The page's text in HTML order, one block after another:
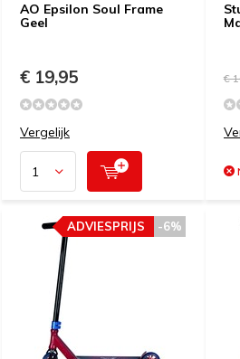
AO Epsilon Soul Frame
Geel
€ 19,95
Vergelijk
€
-6%
ADVIESPRIJS